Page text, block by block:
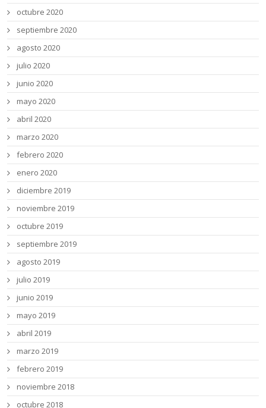
octubre 2020
septiembre 2020
agosto 2020
julio 2020
junio 2020
mayo 2020
abril 2020
marzo 2020
febrero 2020
enero 2020
diciembre 2019
noviembre 2019
octubre 2019
septiembre 2019
agosto 2019
julio 2019
junio 2019
mayo 2019
abril 2019
marzo 2019
febrero 2019
noviembre 2018
octubre 2018